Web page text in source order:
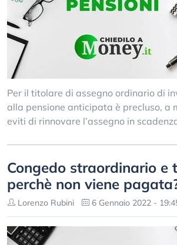
Per il titolare di assegno ordinario di
alla pensione anticipata è precluso, a
eviti di rinnovare l’assegno in
Congedo straordinario e
perchè non viene
Lorenzo Rubini 6 Gennaio 2022 -